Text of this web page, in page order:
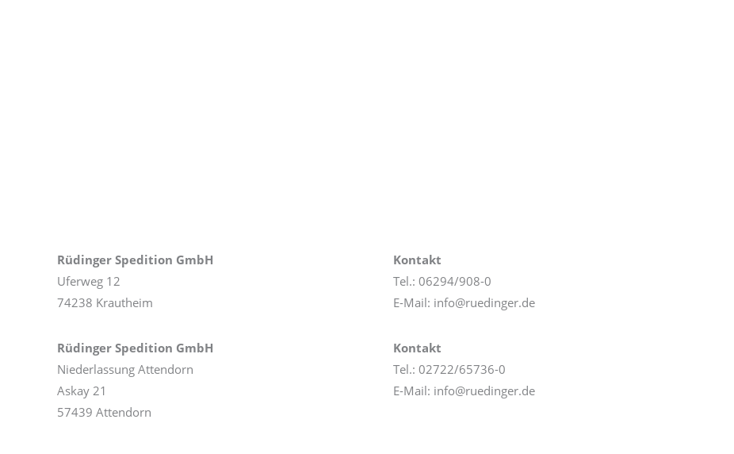
Rüdinger Spedition GmbH
Uferweg 12
74238 Krautheim
Rüdinger Spedition GmbH
Niederlassung Attendorn
Askay 21
57439 Attendorn
Kontakt
Tel.: 06294/908-0
E-Mail: info@ruedinger.de
Kontakt
Tel.: 02722/65736-0
E-Mail: info@ruedinger.de